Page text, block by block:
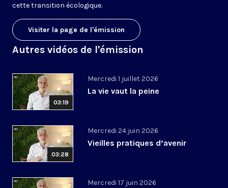
cette transition écologique.
Visiter la page de l'émission
Autres vidéos de l'émission
03:19
Mercredi 1 juillet 2026
La vie vaut la peine
03:28
Mercredi 24 juin 2026
Vieilles pratiques d’avenir
Mercredi 17 juin 2026